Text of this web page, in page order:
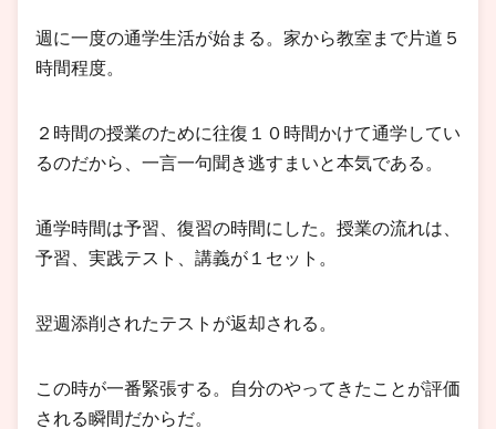
週に一度の通学生活が始まる。家から教室まで片道５
時間程度。
２時間の授業のために往復１０時間かけて通学してい
るのだから、一言一句聞き逃すまいと本気である。
通学時間は予習、復習の時間にした。授業の流れは、
予習、実践テスト、講義が１セット。
翌週添削されたテストが返却される。
この時が一番緊張する。自分のやってきたことが評価
される瞬間だからだ。